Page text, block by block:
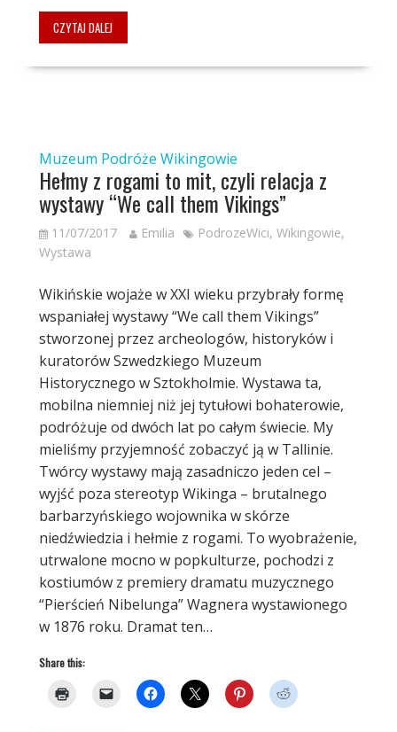
CZYTAJ DALEJ
Muzeum Podróże Wikingowie
Hełmy z rogami to mit, czyli relacja z
wystawy “We call them Vikings”
11/07/2017 Emilia PodrozeWici, Wikingowie,
Wystawa
Wikińskie wojaże w XXI wieku przybrały formę
wspaniałej wystawy “We call them Vikings”
stworzonej przez archeologów, historyków i
kuratorów Szwedzkiego Muzeum
Historycznego w Sztokholmie. Wystawa ta,
mobilna niemniej niż jej tytułowi bohaterowie,
podróżuje od dwóch lat po całym świecie. My
mieliśmy przyjemność zobaczyć ją w Tallinie.
Twórcy wystawy mają zasadniczo jeden cel –
wyjść poza stereotyp Wikinga – brutalnego
barbarzyńskiego wojownika w skórze
niedźwiedzia i hełmie z rogami. To wyobrażenie,
utrwalone mocno w popkulturze, pochodzi z
kostiumów z premiery dramatu muzycznego
“Pierścień Nibelunga” Wagnera wystawionego
w 1876 roku. Dramat ten…
Share this: